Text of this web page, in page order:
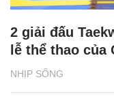
NHỊP SỐNG
2 giải đấu
lễ thể thao của